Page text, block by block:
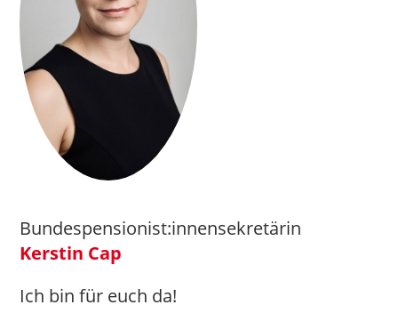
Bundespensionist:innensekretärin
Kerstin Cap
Ich bin für euch da!